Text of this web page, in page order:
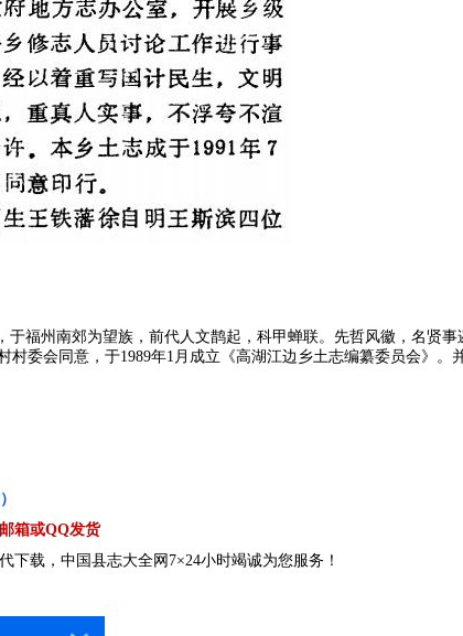
于福州南郊为望族，前代人文鹊起，科甲蝉联。先哲风徽，名贤
委会同意，于1989年1月成立《高湖江边乡土志编纂委员会》。
箱或QQ发货
载，中国县志大全网7×24小时竭诚为您服务！